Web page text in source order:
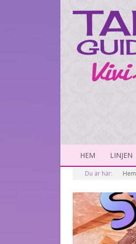
HEM LINJEN
Du är här: Hem